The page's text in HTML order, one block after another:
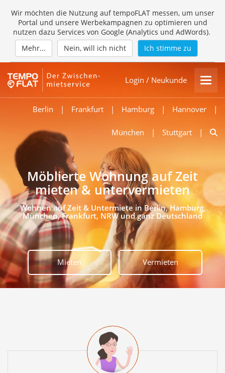
Wir möchten die Nutzung auf tempoFLAT messen, um unser
Portal und unsere Werbekampagnen zu optimieren und
nutzen dazu Services von Google (Analytics und AdWords).
Mehr...
Nein, will ich nicht Ich stimme zu
Login / Neukunde
Berlin | Frankfurt | Hamburg | Hannover |
München | Stuttgart |
Möblierte Wohnung auf Zeit
mieten & untervermieten
Wohnen auf Zeit & Untermiete in Berlin, Hamburg,
München, Frankfurt, NRW und ganz Deutschland
Mieten Vermieten